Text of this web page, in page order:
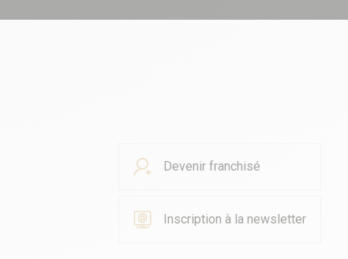
Devenir franchisé
Inscription à la newsletter